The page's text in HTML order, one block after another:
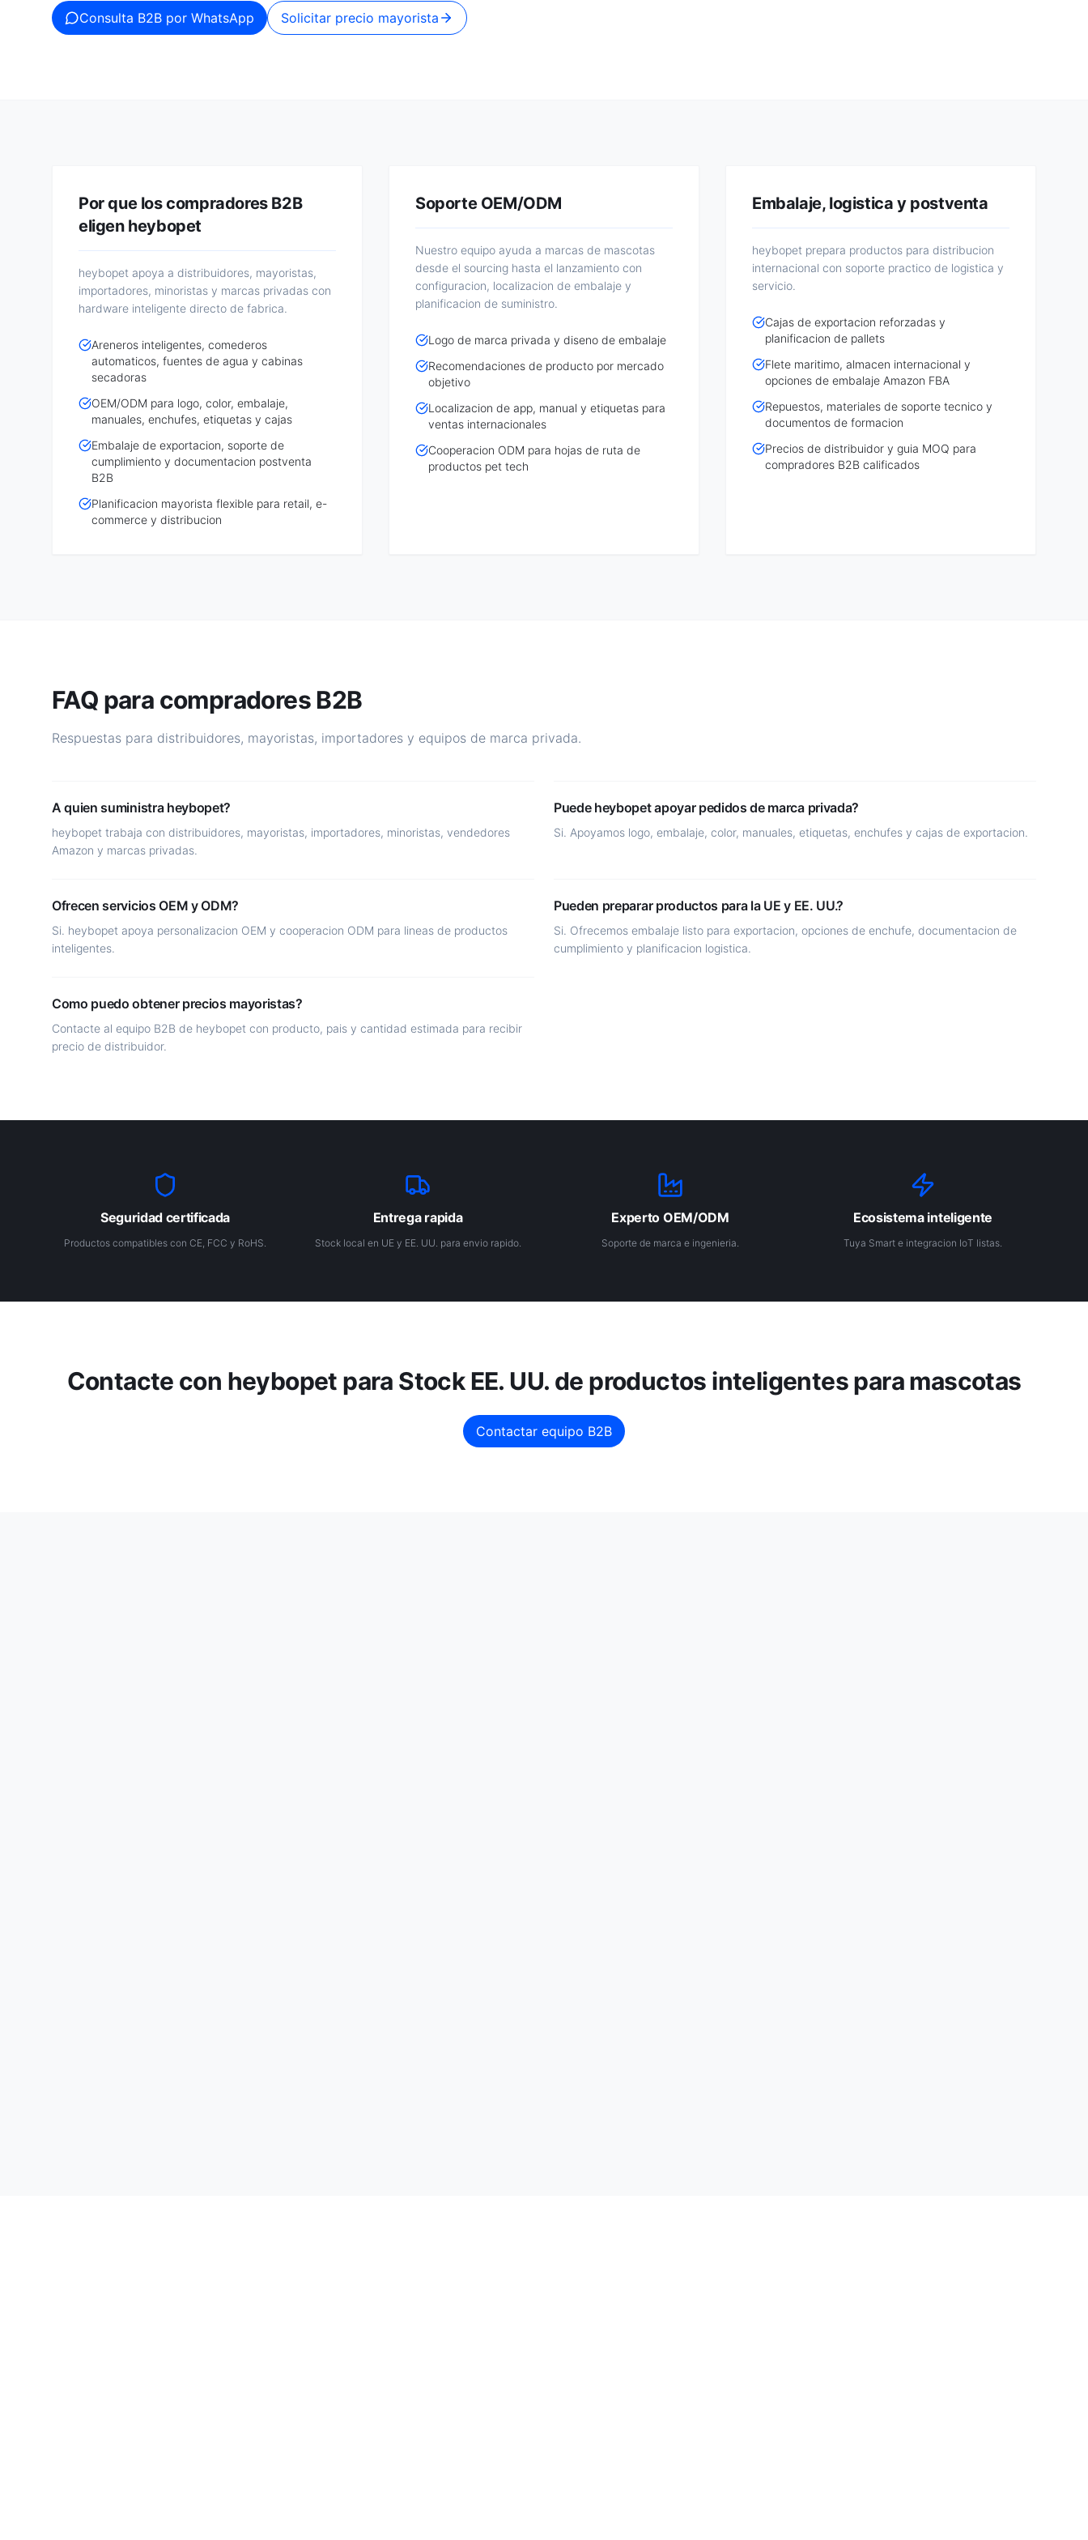
Consulta B2B por WhatsApp Solicitar precio mayorista
Por que los compradores B2B
eligen heybopet
heybopet apoya a distribuidores, mayoristas,
importadores, minoristas y marcas privadas con
hardware inteligente directo de fabrica.
Areneros inteligentes, comederos
automaticos, fuentes de agua y cabinas
secadoras
OEM/ODM para logo, color, embalaje,
manuales, enchufes, etiquetas y cajas
Embalaje de exportacion, soporte de
cumplimiento y documentacion postventa
B2B
Planificacion mayorista flexible para retail, e-
commerce y distribucion
Soporte OEM/ODM
Nuestro equipo ayuda a marcas de mascotas
desde el sourcing hasta el lanzamiento con
configuracion, localizacion de embalaje y
planificacion de suministro.
Logo de marca privada y diseno de embalaje
Recomendaciones de producto por mercado
objetivo
Localizacion de app, manual y etiquetas para
ventas internacionales
Cooperacion ODM para hojas de ruta de
productos pet tech
Embalaje, logistica y postventa
heybopet prepara productos para distribucion
internacional con soporte practico de logistica y
servicio.
Cajas de exportacion reforzadas y
planificacion de pallets
Flete maritimo, almacen internacional y
opciones de embalaje Amazon FBA
Repuestos, materiales de soporte tecnico y
documentos de formacion
Precios de distribuidor y guia MOQ para
compradores B2B calificados
FAQ para compradores B2B
Respuestas para distribuidores, mayoristas, importadores y equipos de marca privada.
A quien suministra heybopet?
heybopet trabaja con distribuidores, mayoristas, importadores, minoristas, vendedores
Amazon y marcas privadas.
Puede heybopet apoyar pedidos de marca privada?
Si. Apoyamos logo, embalaje, color, manuales, etiquetas, enchufes y cajas de exportacion.
Ofrecen servicios OEM y ODM?
Si. heybopet apoya personalizacion OEM y cooperacion ODM para lineas de productos
inteligentes.
Pueden preparar productos para la UE y EE. UU.?
Si. Ofrecemos embalaje listo para exportacion, opciones de enchufe, documentacion de
cumplimiento y planificacion logistica.
Como puedo obtener precios mayoristas?
Contacte al equipo B2B de heybopet con producto, pais y cantidad estimada para recibir
precio de distribuidor.
Seguridad certificada
Productos compatibles con CE, FCC y RoHS.
Entrega rapida
Stock local en UE y EE. UU. para envio rapido.
Experto OEM/ODM
Soporte de marca e ingenieria.
Ecosistema inteligente
Tuya Smart e integracion IoT listas.
Contacte con heybopet para Stock EE. UU. de productos inteligentes para mascotas
Contactar equipo B2B